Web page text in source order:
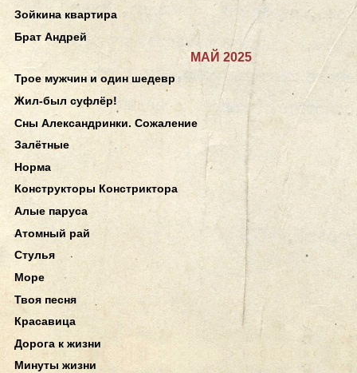
Зойкина квартира
Брат Андрей
МАЙ 2025
Трое мужчин и один шедевр
Жил-был суфлёр!
Сны Александринки. Сожаление
Залётные
Норма
Конструкторы Констриктора
Алые паруса
Атомный рай
Стулья
Море
Твоя песня
Красавица
Дорога к жизни
Минуты жизни